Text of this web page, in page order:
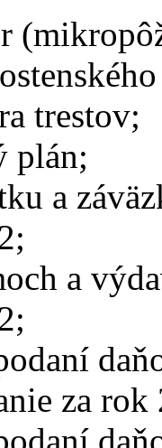
trestov;
plán;
a
a
za rok